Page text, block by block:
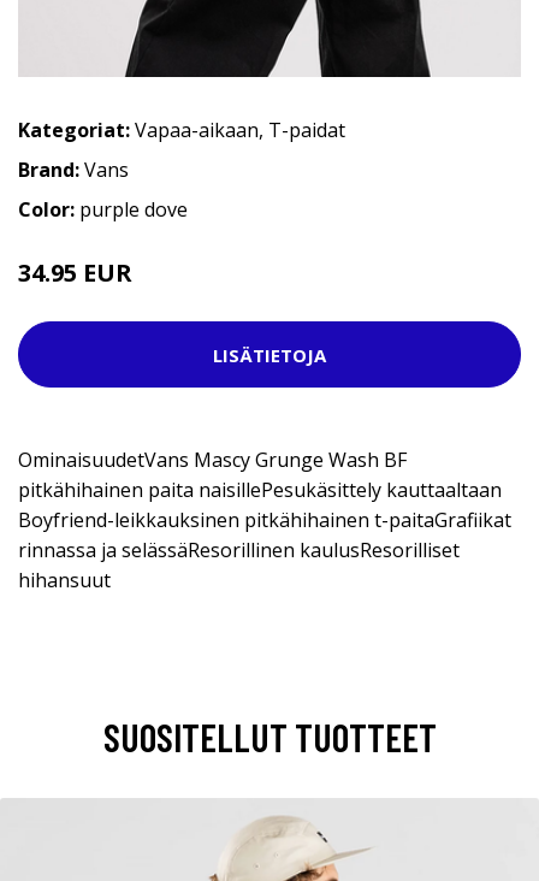
Kategoriat:Vapaa-aikaan, T-paidat
Brand:Vans
Color: purple dove
34.95 EUR
LISÄTIETOJA
OminaisuudetVans Mascy Grunge Wash BF
pitkähihainen paita naisillePesukäsittely kauttaaltaan
Boyfriend-leikkauksinen pitkähihainen t-paitaGrafiikat
rinnassa ja selässäResorillinen kaulusResorilliset
hihansuut
SUOSITELLUT TUOTTEET